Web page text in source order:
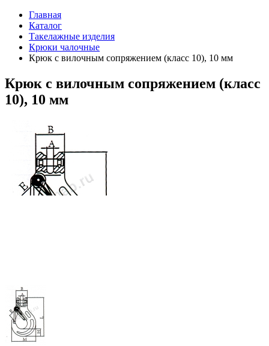
Главная
Каталог
Такелажные изделия
Крюки чалочные
Крюк с вилочным сопряжением (класс 10), 10 мм
Крюк с вилочным сопряжением (класс
10), 10 мм